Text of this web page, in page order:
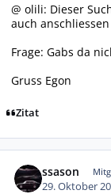
@ olili: Dieser
auch anschliessen
Frage: Gabs da
Gruss Egon
Zitat
ssason
29. Oktober